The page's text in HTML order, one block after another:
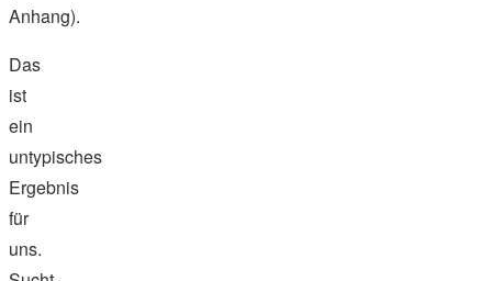
Anhang).
Das
ist
ein
untypisches
Ergebnis
für
uns.